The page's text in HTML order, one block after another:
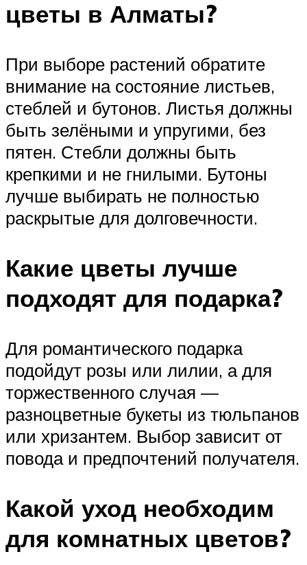
цветы в Алматы?
При выборе растений обратите
внимание на состояние листьев,
стеблей и бутонов. Листья должны
быть зелёными и упругими, без
пятен. Стебли должны быть
крепкими и не гнилыми. Бутоны
лучше выбирать не полностью
раскрытые для долговечности.
Какие цветы лучше
подходят для подарка?
Для романтического подарка
подойдут розы или лилии, а для
торжественного случая —
разноцветные букеты из тюльпанов
или хризантем. Выбор зависит от
повода и предпочтений получателя.
Какой уход необходим
для комнатных цветов?